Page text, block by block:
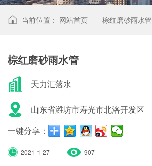
当前位置： 网站首页 - 棕红磨砂雨水管
棕红磨砂雨水管
天力汇落水
山东省潍坊市寿光市北洛开发区
一键分享：
2021-1-27 907